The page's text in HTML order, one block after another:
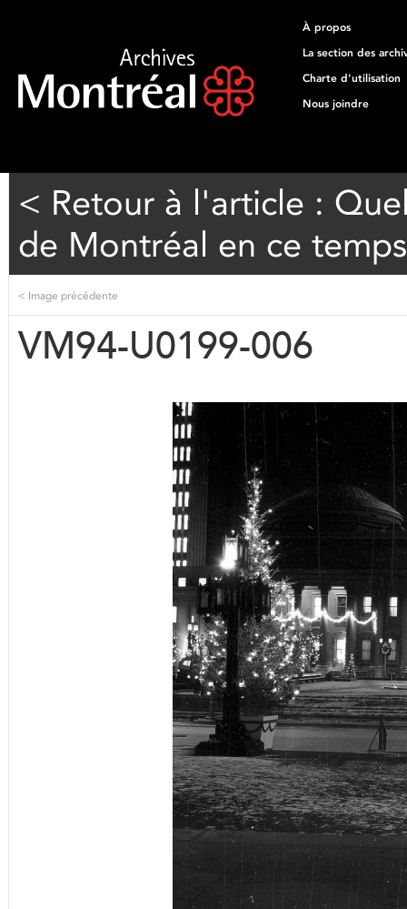
À propos
La section des
Charte d'utilisation
Nous joindre
< Retour à l'article :
de Montréal en ce
< Image précédente
VM94-U0199-006